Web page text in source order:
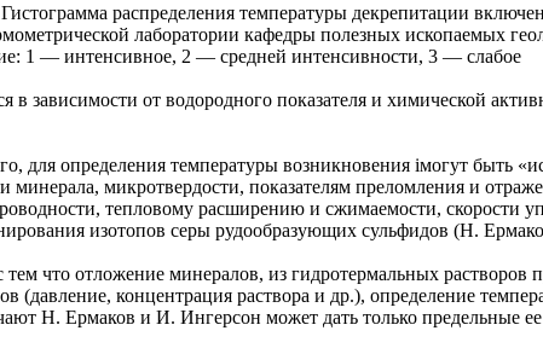
распределения температуры декрепитации
лаборатории кафедры полезных ископаемых
1 — интенсивное, 2 — средней интенсивности, 3 — слабое
в зависимости от водородного показателя и химической
для определения температуры возникновения імогут быть
минерала, микротвердости, показателям преломления и
тепловому расширению и сжимаемости, скорости
изотопов серы рудообразующих сульфидов (Н.
тем что отложение минералов, из гидротермальных
(давление, концентрация раствора и др.), определение
Н. Ермаков и И. Ингерсон может дать только предельные ее